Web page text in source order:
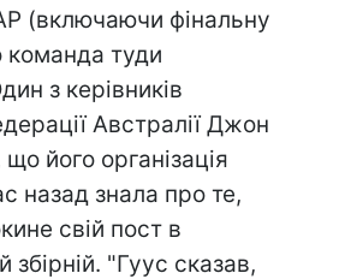
(включаючи фінальну
команда туди
з керівників
Австралії Джон
його організація
назад знала про те,
свій пост в
збірній. "Гуус сказав,